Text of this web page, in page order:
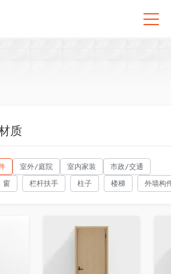
质
室外/庭院 室内家装 市政/交通
窗 栏杆扶手 柱子 楼梯 外墙构
收藏